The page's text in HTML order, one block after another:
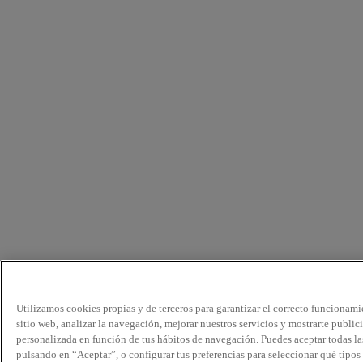
Utilizamos cookies propias y de terceros para garantizar el correcto
sitio web, analizar la navegación, mejorar nuestros servicios y mostrarte
personalizada en función de tus hábitos de navegación. Puedes aceptar todas
pulsando en “Aceptar”, o configurar tus preferencias para seleccionar qué tipos